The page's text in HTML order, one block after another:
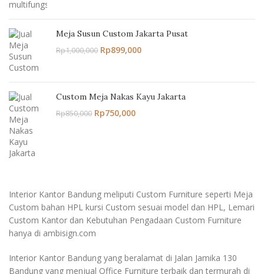
Meja Susun Custom Jakarta Pusat
Rp1,000,000 Rp899,000
Custom Meja Nakas Kayu Jakarta
Rp850,000 Rp750,000
Interior Kantor Bandung meliputi Custom Furniture seperti Meja
Custom bahan HPL kursi Custom sesuai model dan HPL, Lemari
Custom Kantor dan Kebutuhan Pengadaan Custom Furniture
hanya di ambisign.com
Interior Kantor Bandung yang beralamat di Jalan Jamika 130
Bandung yang menjual Office Furniture terbaik dan termurah di